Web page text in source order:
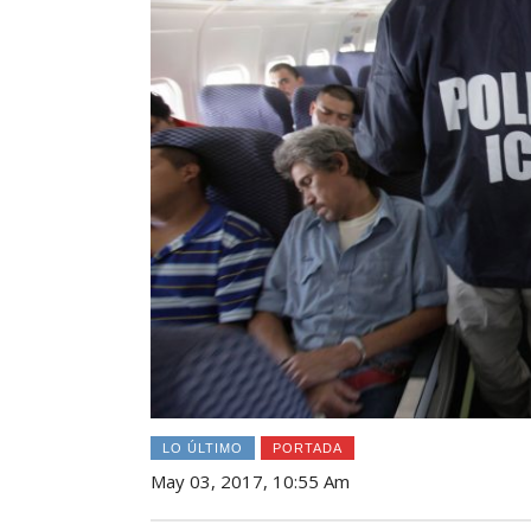
LO ÚLTIMO PORTADA
May 03, 2017, 10:55 Am